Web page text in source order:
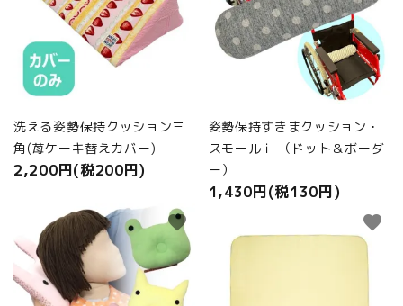
洗える姿勢保持クッション三
角(苺ケーキ替えカバー)
2,200円(税200円)
姿勢保持すきまクッション・
スモールｉ （ドット＆ボーダ
ー）
1,430円(税130円)
favorite favorite